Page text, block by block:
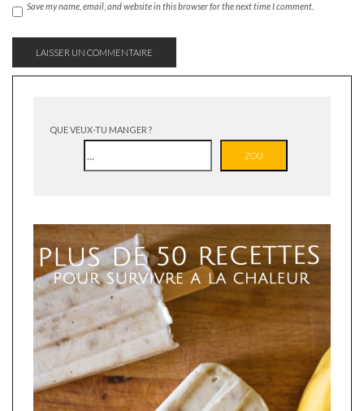
Save my name, email, and website in this browser for the next time I comment.
QUE VEUX-TU MANGER ?
ZOU